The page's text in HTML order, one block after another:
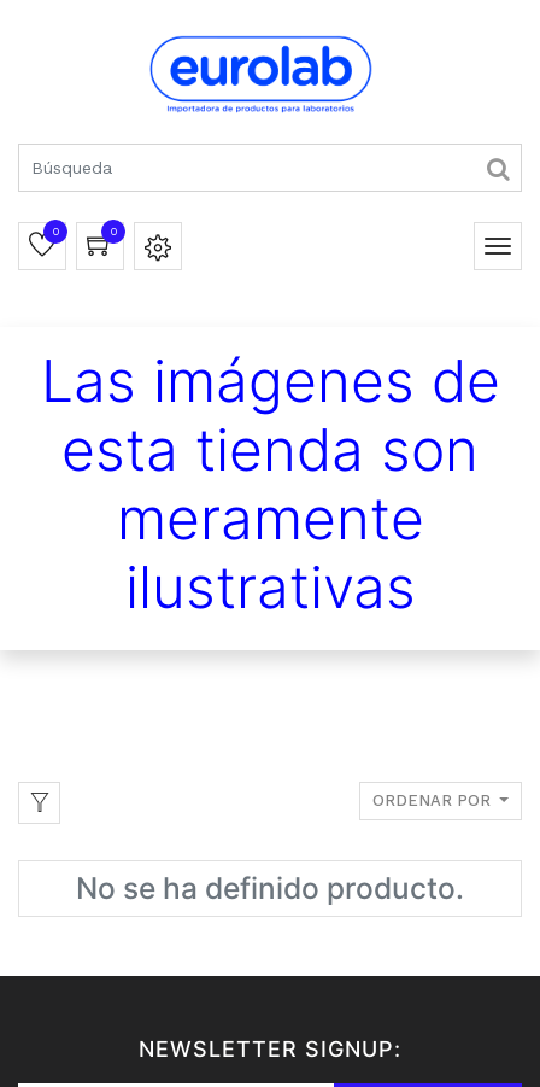
0 0
Las imágenes de
esta tienda son
meramente
ilustrativas
ORDENAR POR
No se ha definido producto.
NEWSLETTER SIGNUP: